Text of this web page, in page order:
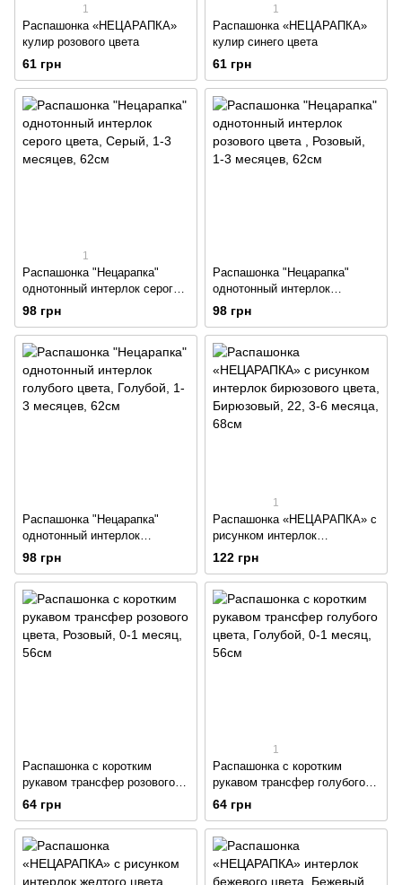
1
Распашонка «НЕЦАРАПКА»
кулир розового цвета
61 грн
1
Распашонка «НЕЦАРАПКА»
кулир синего цвета
61 грн
1
Распашонка "Нецарапка"
однотонный интерлок серого
цвета
98 грн
Распашонка "Нецарапка"
однотонный интерлок
98 грн
Распашонка "Нецарапка"
однотонный интерлок
голубого цвета
98 грн
1
Распашонка «НЕЦАРАПКА» с
рисунком интерлок
бирюзового цвета
122 грн
Распашонка с коротким
рукавом трансфер розового
цвета
64 грн
1
Распашонка с коротким
рукавом трансфер голубого
цвета
64 грн